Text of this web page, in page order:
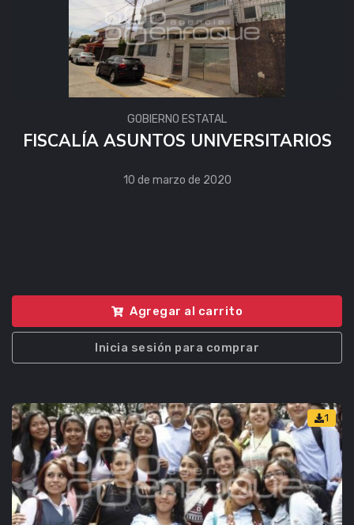
GOBIERNO ESTATAL
FISCALÍA ASUNTOS UNIVERSITARIOS
10 de marzo de 2020
Agregar al carrito
Inicia sesión para comprar
1